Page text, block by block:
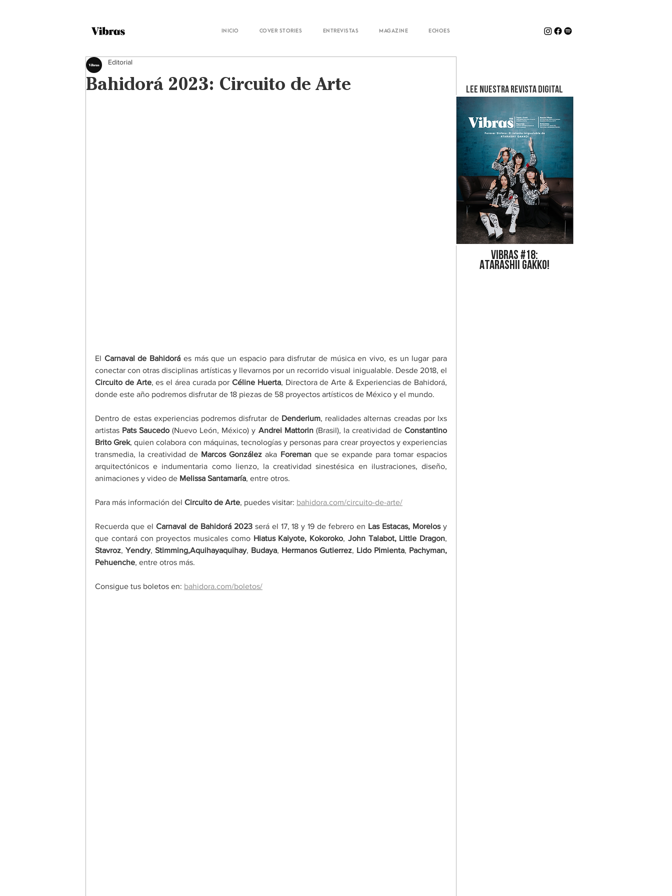
Inicio Cover Stories Entrevistas Magazine Echoes
Bahidorá 2023: Circuito de Arte
Editorial
El Carnaval de Bahidorá es más que un espacio para disfrutar de música en vivo, es un lugar para
Circuito de Arte, es el área curada por Céline Huerta, Directora de Arte & Experiencias de Bahidorá,
donde este año podremos disfrutar de 18 piezas de 58 proyectos artísticos de México y el mundo.
Dentro de estas experiencias podremos disfrutar de Denderium, realidades alternas creadas por lxs
artistas Pats Saucedo (Nuevo León, México) y Andrei Mattorin (Brasil), la creatividad de Constantino
Brito Grek, quien colabora con máquinas, tecnologías y personas para crear proyectos y experiencias
transmedia, la creatividad de Marcos González aka Foreman que se expande para tomar espacios
arquitectónicos e indumentaria como lienzo, la creatividad sinestésica en ilustraciones, diseño,
animaciones y video de Melissa Santamaría, entre otros.
Para más información del Circuito de Arte, puedes visitar: bahidora.com/circuito-de-arte/
Recuerda que el Carnaval de Bahidorá 2023 será el 17, 18 y 19 de febrero en Las Estacas, Morelos y
que contará con proyectos musicales como Hiatus Kaiyote, Kokoroko, John Talabot, Little Dragon
Stavroz, Yendry, Stimming,Aquihayaquihay, Budaya, Hermanos Gutierrez, Lido Pimienta, Pachyman,
Pehuenche, entre otros más.
Consigue tus boletos en: bahidora.com/boletos/
LEE NUESTRA REVISTA DIGITAL
Vibras #18:
ATARASHII GAKKO!